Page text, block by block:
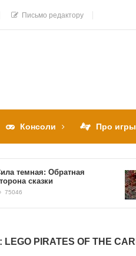
Письмо редактору
Консоли Про игры
Обратная
сказки
LEGO PIRATES OF THE